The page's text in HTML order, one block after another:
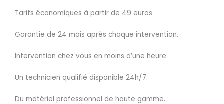
Tarifs économiques à partir de 49 euros.
Garantie de 24 mois après chaque intervention.
Intervention chez vous en moins d’une heure.
Un technicien qualifié disponible 24h/7.
Du matériel professionnel de haute gamme.